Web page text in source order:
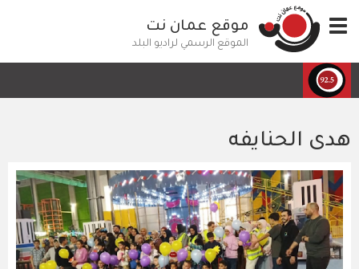
إلى
المحتوى
الرئيسي
Toggle
navigation
موقع عمان نت
الموقع الرسمي لراديو البلد
هدى الحنايفه